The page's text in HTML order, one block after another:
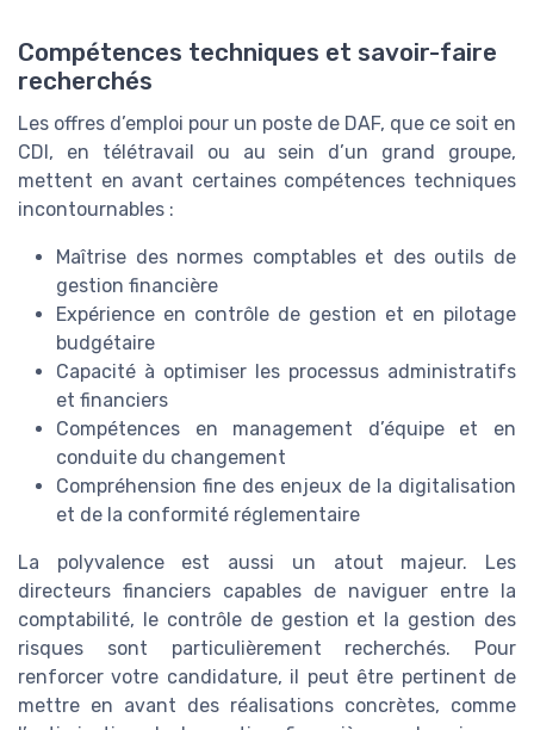
Compétences techniques et savoir-faire
recherchés
Les offres d’emploi pour un poste de DAF, que ce soit en
CDI, en télétravail ou au sein d’un grand groupe,
mettent en avant certaines compétences techniques
incontournables :
Maîtrise des normes comptables et des outils de
gestion financière
Expérience en contrôle de gestion et en pilotage
budgétaire
Capacité à optimiser les processus administratifs
et financiers
Compétences en management d’équipe et en
conduite du changement
Compréhension fine des enjeux de la digitalisation
et de la conformité réglementaire
La polyvalence est aussi un atout majeur. Les
directeurs financiers capables de naviguer entre la
comptabilité, le contrôle de gestion et la gestion des
risques sont particulièrement recherchés. Pour
renforcer votre candidature, il peut être pertinent de
mettre en avant des réalisations concrètes, comme